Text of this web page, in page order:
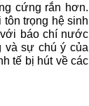
cứng rắn hơn.
trọng hệ sinh
với báo chí nước
và sự chú ý của
tế bị hút về các